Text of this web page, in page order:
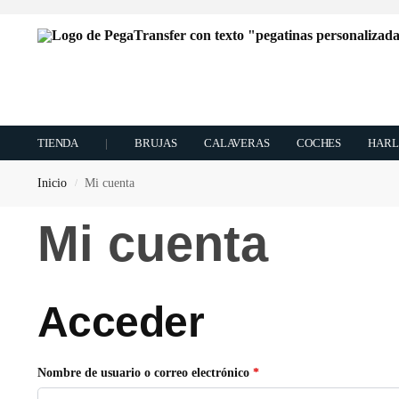
TIENDA | BRUJAS CALAVERAS COCHES
Inicio / Mi cuenta
Mi cuenta
Acceder
Nombre de usuario o correo electrónico *